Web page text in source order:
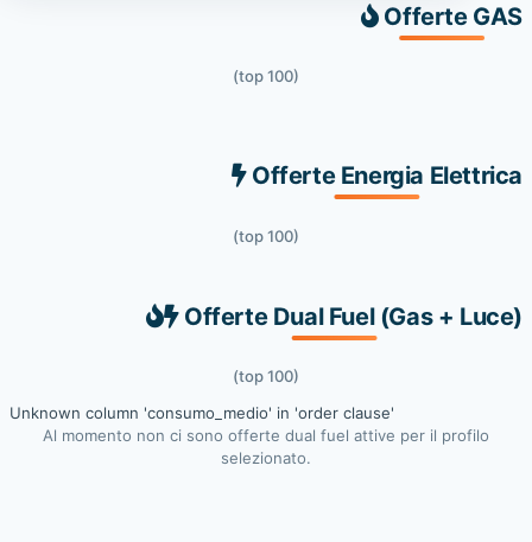
Offerte GAS
(top 100)
Offerte Energia Elettrica
(top 100)
Offerte Dual Fuel (Gas + Luce)
(top 100)
Unknown column 'consumo_medio' in 'order clause'
Al momento non ci sono offerte dual fuel attive per il profilo
selezionato.